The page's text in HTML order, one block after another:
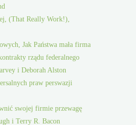
(That Really Work!),
Jak Państwa mała firma
rządu federalnego
i Deborah Alston
praw perswazji
swojej firmie przewagę
i Terry R. Bacon